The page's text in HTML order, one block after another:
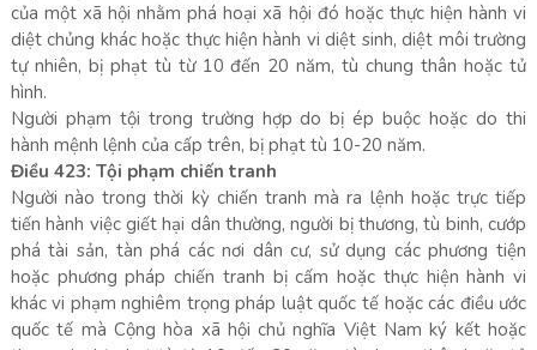
của một xã hội nhằm phá hoại xã hội đó hoặc thực hiện hành vi
diệt chủng khác hoặc thực hiện hành vi diệt sinh, diệt môi trường
tự nhiên, bị phạt tù từ 10 đến 20 năm, tù chung thân hoặc tử
hình.
Người phạm tội trong trường hợp do bị ép buộc hoặc do thi
hành mệnh lệnh của cấp trên, bị phạt tù 10-20 năm.
Điều 423: Tội phạm chiến tranh
Người nào trong thời kỳ chiến tranh mà ra lệnh hoặc trực tiếp
tiến hành việc giết hại dân thường, người bị thương, tù binh, cướp
phá tài sản, tàn phá các nơi dân cư, sử dụng các phương tiện
hoặc phương pháp chiến tranh bị cấm hoặc thực hiện hành vi
khác vi phạm nghiêm trọng pháp luật quốc tế hoặc các điều ước
quốc tế mà Cộng hòa xã hội chủ nghĩa Việt Nam ký kết hoặc